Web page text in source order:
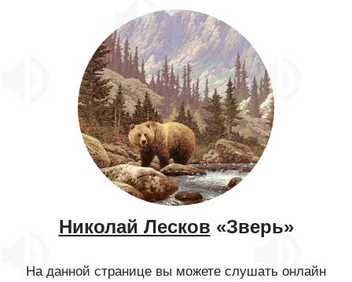
Николай Лесков «Зверь»
На данной странице вы можете слушать онлайн